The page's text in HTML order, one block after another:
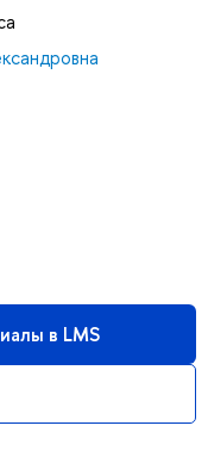
в LMS